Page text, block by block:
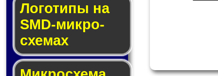
Логотипы на
SMD-мик­ро­
схе­мах